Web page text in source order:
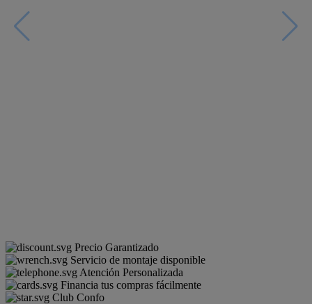
Precio Garantizado
Servicio de montaje disponible
Atención Personalizada
Financia tus compras fácilmente
Club Confo